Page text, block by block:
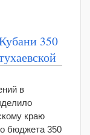
350
в
краю
бюджета 350